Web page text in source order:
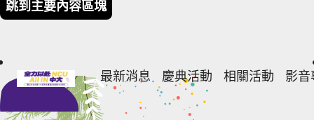
跳到主要內容區塊
111週年校慶暨在台復校 64週年
最新消息
慶典活動
校慶活動日
相關活動
影